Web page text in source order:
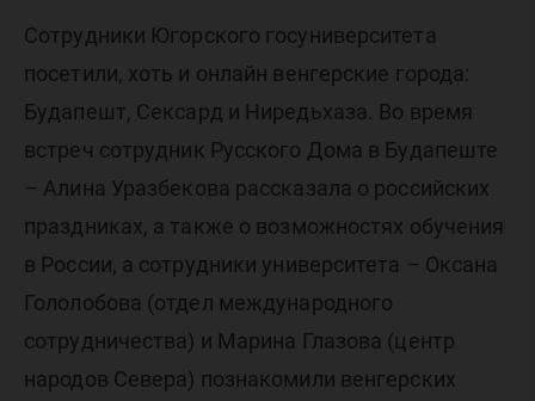
Сотрудники Югорского госуниверситета
посетили, хоть и онлайн венгерские города:
Будапешт, Сексард и Ниредьхаза. Во время
встреч сотрудник Русского Дома в Будапеште
– Алина Уразбекова рассказала о российских
праздниках, а также о возможностях обучения
в России, а сотрудники университета – Оксана
Гололобова (отдел международного
сотрудничества) и Марина Глазова (центр
народов Севера) познакомили венгерских